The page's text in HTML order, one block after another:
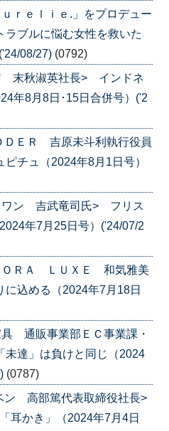
ｒｅｌｉｅ.」をプロデュー
ブルに悩む女性を救いた
08/27) (0792)
末秋淑英社長> インドネ
年8月8日･15日合併号）('2
ＤＥＲ 吉原未斗利執行役員
チュ（2024年8月1日号）
ワン 吉武竜司氏> フリス
年7月25日号）('24/07/2
ＯＲＡ ＬＵＸＥ 和気雅美
込める（2024年7月18日
具 通販事業部ＥＣ事業課・
達」は負けと同じ（2024
(0787)
ン 高部篤代表取締役社長>
耳かき」（2024年7月4日